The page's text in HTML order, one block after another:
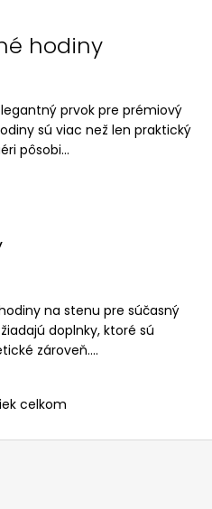
hodiny
prvok pre prémiový
sú viac než len praktický
pôsobi...
na stenu pre súčasný
doplnky, ktoré sú
zároveň....
Ocelkom